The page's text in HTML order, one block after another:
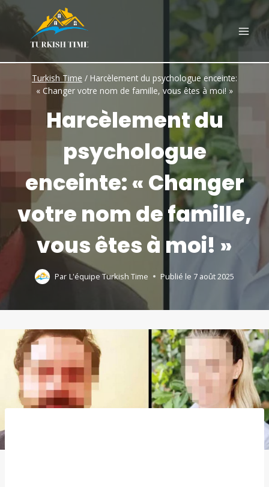
Skip
content
Turkish Time / Harcèlement du psychologue enceinte:
« Changer votre nom de famille, vous êtes à moi! »
Harcèlement du
psychologue
enceinte: « Changer
votre nom de famille,
vous êtes à moi! »
Par L'équipe Turkish Time Publié le 7 août 2025